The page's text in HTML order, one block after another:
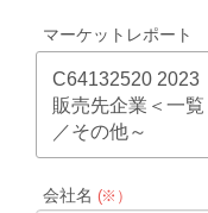
マーケットレポート
C64132520 2023
販売先企業＜一
／その他～
会社名 (※）